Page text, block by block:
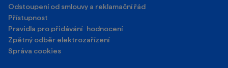
Odstoupení od smlouvy a reklamační řád
Přístupnost
Pravidla pro přidávání hodnocení
Zpětný odběr elektrozařízení
Správa cookies